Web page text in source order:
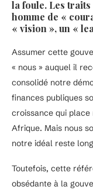
la foule. Les traits
homme de «
« vision », un «
Assumer cette
« nous » auquel il
consolidé notre
finances publiques
croissance qui
Afrique. Mais nous
notre idéal reste
Toutefois, cette
obsédante à la